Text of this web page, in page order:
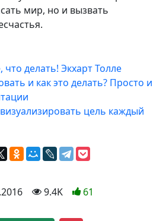
мир, но и вызвать
что делать! Экхарт Толле
и как это делать? Просто и
цель каждый
9.4K 61